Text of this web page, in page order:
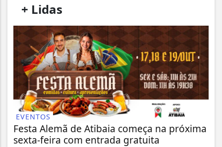
+ Lidas
EVENTOS
Festa Alemã de Atibaia começa na próxima
sexta-feira com entrada gratuita